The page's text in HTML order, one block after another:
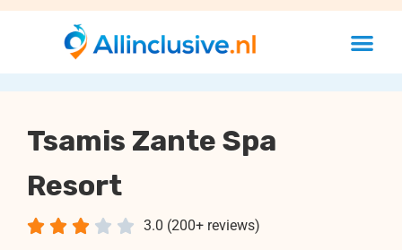
Tsamis Zante Spa
Resort
3.0 (200+ reviews)
    